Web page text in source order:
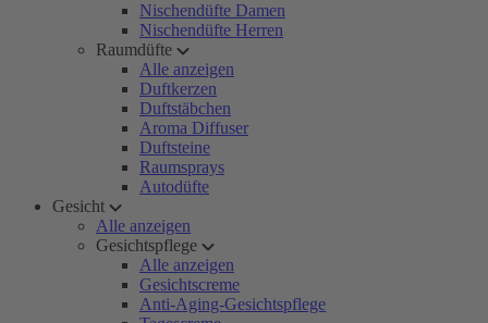
Nischendüfte Damen
Nischendüfte Herren
Raumdüfte
Alle anzeigen
Duftkerzen
Duftstäbchen
Aroma Diffuser
Duftsteine
Raumsprays
Autodüfte
Gesicht
Alle anzeigen
Gesichtspflege
Alle anzeigen
Gesichtscreme
Anti-Aging-Gesichtspflege